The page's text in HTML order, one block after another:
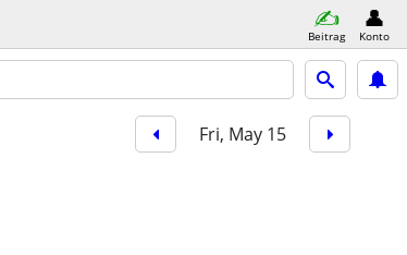
Beitrag Konto
Fri, May 15